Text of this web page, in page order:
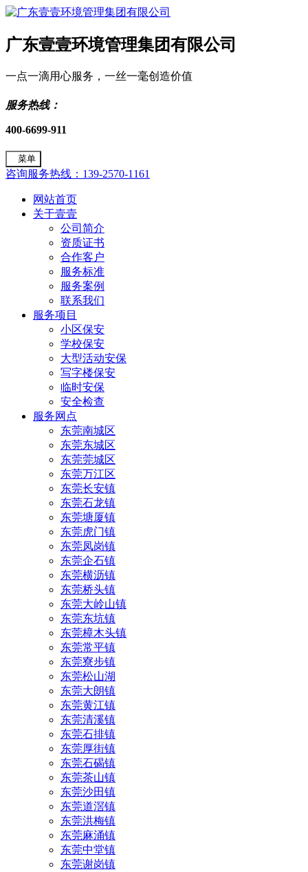
广东壹壹环境管理集团有限公司
一点一滴用心服务，一丝一毫创造价值
服务热线：
400-6699-911
菜单
咨询服务热线：139-2570-1161
网站首页
关于壹壹
公司简介
资质证书
合作客户
服务标准
服务案例
联系我们
服务项目
小区保安
学校保安
大型活动安保
写字楼保安
临时安保
安全检查
服务网点
东莞南城区
东莞东城区
东莞莞城区
东莞万江区
东莞长安镇
东莞石龙镇
东莞塘厦镇
东莞虎门镇
东莞凤岗镇
东莞企石镇
东莞横沥镇
东莞桥头镇
东莞大岭山镇
东莞东坑镇
东莞樟木头镇
东莞常平镇
东莞寮步镇
东莞松山湖
东莞大朗镇
东莞黄江镇
东莞清溪镇
东莞石排镇
东莞厚街镇
东莞石碣镇
东莞茶山镇
东莞沙田镇
东莞道滘镇
东莞洪梅镇
东莞麻涌镇
东莞中堂镇
东莞谢岗镇